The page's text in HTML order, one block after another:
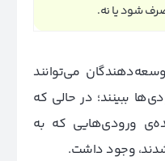
شود یا نه.
می‌توانند
ببینند؛ در حالی که
ورودی‌هایی که به
وجود داشت.